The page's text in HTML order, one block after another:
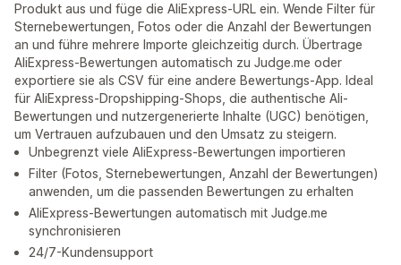
Produkt aus und füge die AliExpress-URL ein. Wende Filter für
Sternebewertungen, Fotos oder die Anzahl der Bewertungen
an und führe mehrere Importe gleichzeitig durch. Übertrage
AliExpress-Bewertungen automatisch zu Judge.me oder
exportiere sie als CSV für eine andere Bewertungs-App. Ideal
für AliExpress-Dropshipping-Shops, die authentische Ali-
Bewertungen und nutzergenerierte Inhalte (UGC) benötigen,
um Vertrauen aufzubauen und den Umsatz zu steigern.
Unbegrenzt viele AliExpress-Bewertungen importieren
Filter (Fotos, Sternebewertungen, Anzahl der Bewertungen)
anwenden, um die passenden Bewertungen zu erhalten
AliExpress-Bewertungen automatisch mit Judge.me
synchronisieren
24/7-Kundensupport